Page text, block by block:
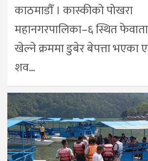
काठमाडौँ । कास्कीको पोखरा
महानगरपालिका–६ स्थित
खेल्ने क्रममा डुबेर बेपत्ता भएका
शव…